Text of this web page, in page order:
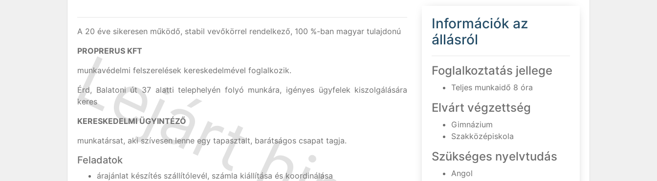
A 20 éve sikeresen működő, stabil vevőkörrel rendelkező, 100 %-ban magyar tulajdonú
PROPRERUS KFT
munkavédelmi felszerelések kereskedelmével foglalkozik.
Érd, Balatoni út 37 alatti telephelyén folyó munkára, igényes ügyfelek kiszolgálására
keres
KERESKEDELMI ÜGYINTÉZŐ
munkatársat, aki szívesen lenne egy tapasztalt, barátságos csapat tagja.
Feladatok
árajánlat készítés szállítólevél, számla kiállítása és koordinálása
Információk az
állásról
Foglalkoztatás jellege
Teljes munkaidő 8 óra
Elvárt végzettség
Gimnázium
Szakközépiskola
Szükséges nyelvtudás
Angol